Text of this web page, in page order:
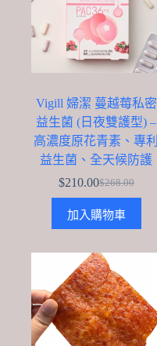
Vigill 婦潔 蔓越莓私密
益生菌 (日夜雙護型) –
高濃度原花青素、專利
益生菌、全天候防護
$268.00
Original
was:
$268.00.
$210.00Current
is:
$210.00.
加入購物車